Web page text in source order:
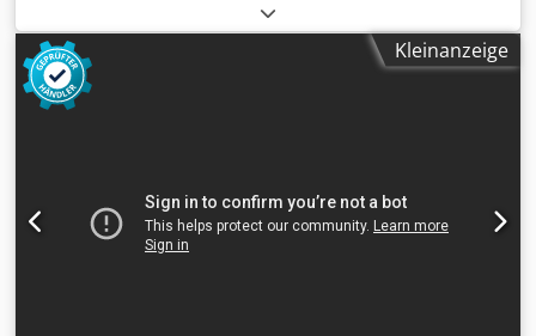
Weiß
kg, Leergewicht:20.500 kg, maximales Ladegewicht:
11.500 kg
, Achsen-
Konfiguration:
09/2008
Zusatzscheinwerfer, Fahrzeugstandort: Bovenden, Mtlg.
Haus, Heckfenster, E-Spiegel, Spiegel beheizbar, E-Fenster
links, E-Fenster rechts, Sonnenblende, Tempomat,
Kleinanzeige